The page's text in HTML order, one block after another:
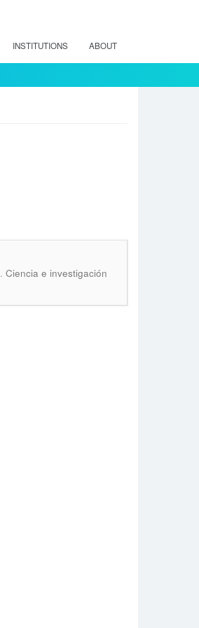
INSTITUTIONS ABOUT
. Ciencia e investigación